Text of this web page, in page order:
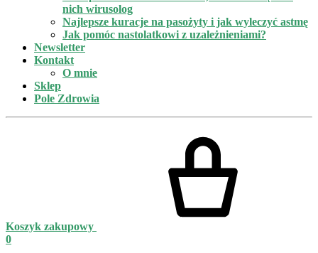
nich wirusolog
Najlepsze kuracje na pasożyty i jak wyleczyć astmę
Jak pomóc nastolatkowi z uzależnieniami?
Newsletter
Kontakt
O mnie
Sklep
Pole Zdrowia
Koszyk zakupowy
0